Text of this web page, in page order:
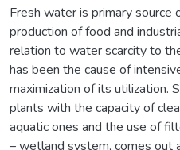
Fresh water is primary
production of food and
relation to water scarcity to
has been the cause of
maximization of its utilization.
plants with the capacity of
aquatic ones and the use of
– wetland system, comes out